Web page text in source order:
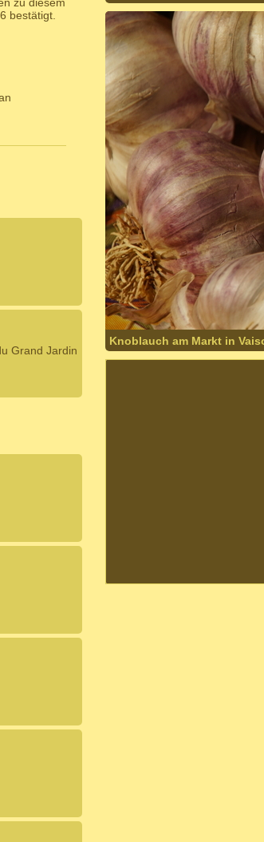
bestätigt.
Grand Jardin
Knoblauch am Markt in